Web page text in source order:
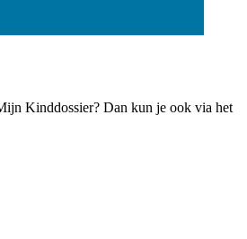
Kinddossier? Dan kun je ook via het